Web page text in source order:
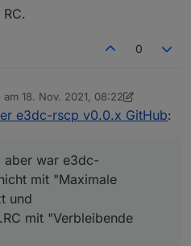
0
am 18. Nov. 2021, 08:22
von git-kick
e3dc-rscp v0.0.x GitHub:
aber war e3dc-
mit "Maximale
und
mit "Verbleibende